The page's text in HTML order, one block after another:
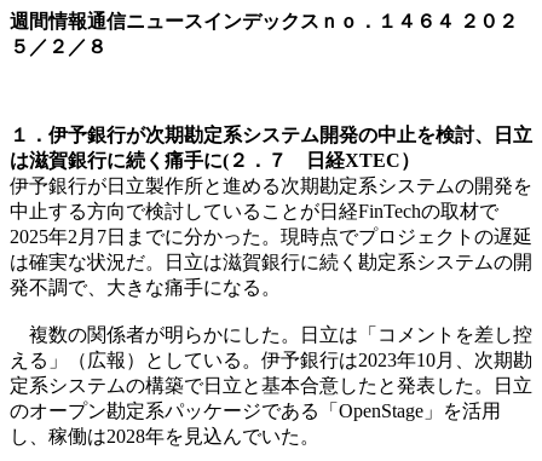
週間情報通信ニュースインデックスｎｏ． １４６４
２０２
５／２／８
１．伊予銀行が次期勘定系システム開発の中止を検討、日立
は滋賀銀行に続く痛手に(２．７ 日経XTEC）
伊予銀行が日立製作所と進める次期勘定系システムの開発を
中止する方向で検討していることが日経FinTechの取材で
2025年2月7日までに分かった。現時点でプロジェクトの遅延
は確実な状況だ。日立は滋賀銀行に続く勘定系システムの開
発不調で、大きな痛手になる。
複数の関係者が明らかにした。日立は「コメントを差し控
える」（広報）としている。伊予銀行は2023年10月、次期勘
定系システムの構築で日立と基本合意したと発表した。日立
のオープン勘定系パッケージである「OpenStage」を活用
し、稼働は2028年を見込んでいた。